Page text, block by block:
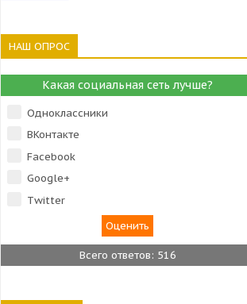
НАШ ОПРОС
Какая социальная сеть лучше?
Одноклассники
ВКонтакте
Facebook
Google+
Тwitter
Всего ответов: 516